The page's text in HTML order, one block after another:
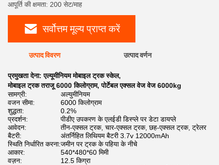
आपूर्ति की क्षमता: 200 सेट/माह
सर्वोत्तम मूल्य प्राप्त करें
उत्पाद विवरण उत्पाद वर्णन
प्रमुखता देना:एल्यूमीनियम मोबाइल ट्रक स्केल,
मोबाइल ट्रक तराजू 6000 किलोग्राम,पोर्टेबल एक्सल वेज वेज 6000kg
सामग्री:
अल्युमीनियम
वजन सीमा:
6000 किलोग्राम
शुद्धता:
0.2%
प्रदर्शन:
पीडीए उपकरण के एलईडी डिस्प्ले पर डेटा डायप्ले
आवेदन:
तीन-एक्सल ट्रक, चार-एक्सल ट्रक, छह-एक्सल ट्रक, ट्रेलर
बैटरी:
अंतर्निहित लिथियम बैटरी 3.7v 12000mAh
स्थिति निर्धारित करना:जमीन पर ट्रक के पहिया के नीचे
आकार:
540*480*60 मिमी
वज़न:
12.5 किग्रा